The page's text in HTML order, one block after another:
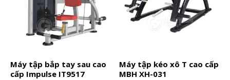
Máy tập bắp tay sau cao
cấp Impulse IT9517
Máy tập kéo xô T cao cấp
MBH XH-031